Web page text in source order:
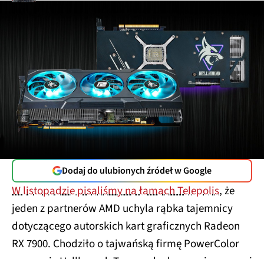
Dodaj do ulubionych źródeł w Google
W listopadzie pisaliśmy na łamach Telepolis, że
jeden z partnerów AMD uchyla rąbka tajemnicy
dotyczącego autorskich kart graficznych Radeon
RX 7900. Chodziło o tajwańską firmę PowerColor